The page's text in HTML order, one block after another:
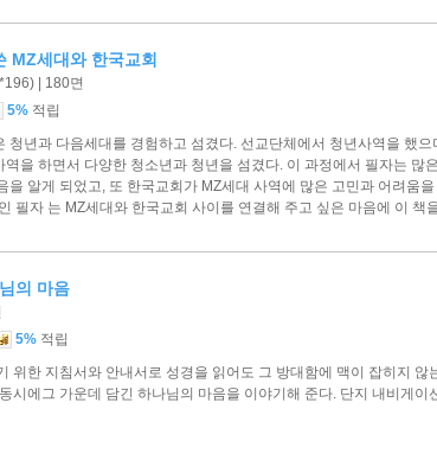
MZ세대와 한국교회
| 180면
5% 적립
청년과 다음세대를 경험하고 섬겼다. 선교단체에서 청년사역을 했
역을 하면서 다양한 청소년과 청년을 섬겼다. 이 과정에서 필자는
을 알게 되었고, 또 한국교회가 MZ세대 사역에 많은 고민과 어려움
필자 는 MZ세대와 한국교회 사이를 연결해 주고 싶은 마음에 이 책
의 마음
5% 적립
위한 지침서와 안내서로 성경을 읽어도 그 방대함에 맥이 잡히지
시에그 가운데 담긴 하나님의 마음을 이야기해 준다. 단지 내비게